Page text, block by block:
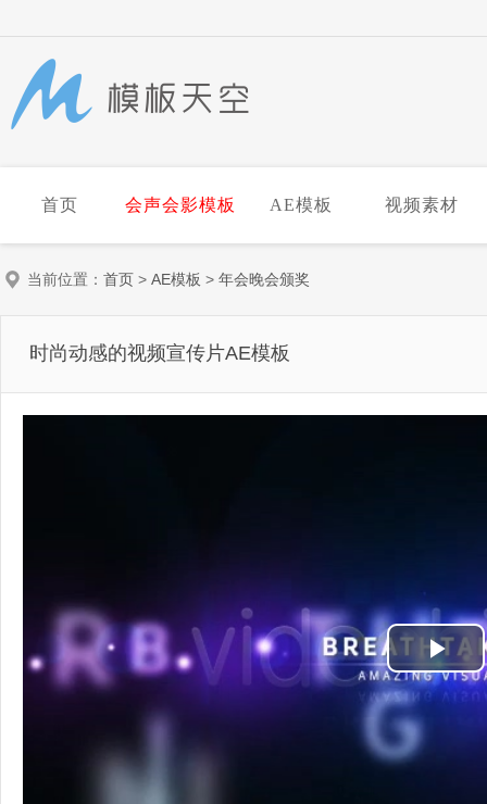
首页 会声会影模板 AE模板 视频素材
当前位置： 首页 > AE模板 > 年会晚会颁奖
时尚动感的视频宣传片AE模板
P
l
a